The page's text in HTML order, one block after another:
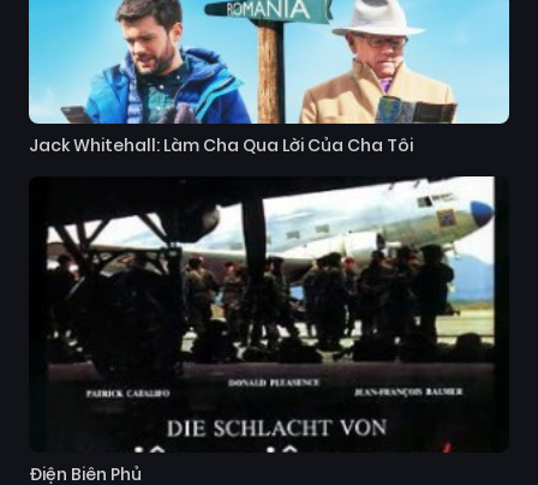
Jack Whitehall: Làm Cha Qua Lời Của Cha Tôi
Điện Biên Phủ